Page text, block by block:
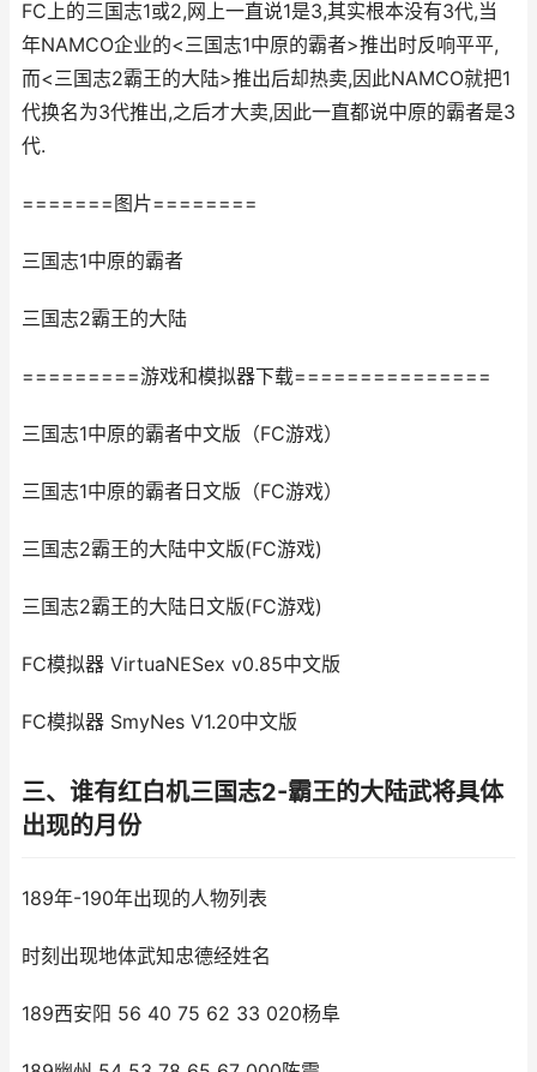
FC上的三国志1或2,网上一直说1是3,其实根本没有3代,当
年NAMCO企业的<三国志1中原的霸者>推出时反响平平,
而<三国志2霸王的大陆>推出后却热卖,因此NAMCO就把1
代换名为3代推出,之后才大卖,因此一直都说中原的霸者是3
代.
=======图片========
三国志1中原的霸者
三国志2霸王的大陆
=========游戏和模拟器下载===============
三国志1中原的霸者中文版（FC游戏）
三国志1中原的霸者日文版（FC游戏）
三国志2霸王的大陆中文版(FC游戏)
三国志2霸王的大陆日文版(FC游戏)
FC模拟器 VirtuaNESex v0.85中文版
FC模拟器 SmyNes V1.20中文版
三、谁有红白机三国志2-霸王的大陆武将具体
出现的月份
189年-190年出现的人物列表
时刻出现地体武知忠德经姓名
189西安阳 56 40 75 62 33 020杨阜